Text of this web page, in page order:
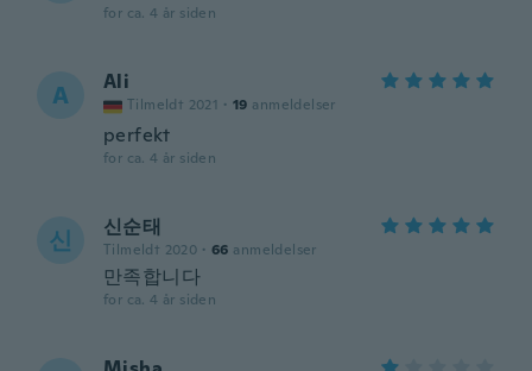
for ca. 4 år siden
A Ali
Tilmeldt 2021 · 19 anmeldelser
perfekt
for ca. 4 år siden
신 신순태
Tilmeldt 2020 · 66 anmeldelser
만족합니다
for ca. 4 år siden